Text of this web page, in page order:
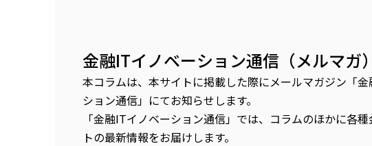
金融ITイノベーション通信（メルマガ
本コラムは、本サイトに掲載した際にメールマガジン「
ション通信」にてお知らせします。
「金融ITイノベーション通信」では、コラムのほかに各
トの最新情報をお届けします。